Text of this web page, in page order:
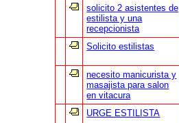
solicito 2 asistentes de
estilista y una
recepcionista
Solicito estilistas
necesito manicurista y
masajista para salon
en vitacura
URGE ESTILISTA